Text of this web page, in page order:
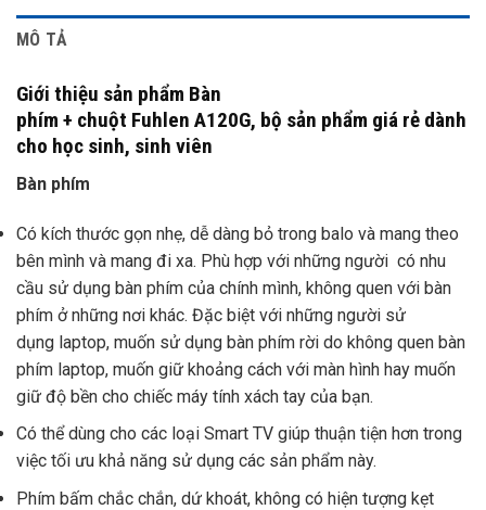
MÔ TẢ
Giới thiệu sản phẩm Bàn
phím + chuột Fuhlen A120G, bộ sản phẩm giá rẻ dành
cho học sinh, sinh viên
Bàn phím
Có kích thước gọn nhẹ, dễ dàng bỏ trong balo và mang theo
bên mình và mang đi xa. Phù hợp với những người có nhu
cầu sử dụng bàn phím của chính mình, không quen với bàn
phím ở những nơi khác. Đặc biệt với những người sử
dụng laptop, muốn sử dụng bàn phím rời do không quen bàn
phím laptop, muốn giữ khoảng cách với màn hình hay muốn
giữ độ bền cho chiếc máy tính xách tay của bạn.
Có thể dùng cho các loại Smart TV giúp thuận tiện hơn trong
việc tối ưu khả năng sử dụng các sản phẩm này.
Phím bấm chắc chắn, dứ khoát, không có hiện tượng kẹt